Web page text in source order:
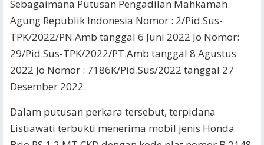
Sebagaimana Putusan Pengadilan Mahkamah
Agung Republik Indonesia Nomor : 2/Pid.Sus-
TPK/2022/PN.Amb tanggal 6 Juni 2022 Jo Nomor:
29/Pid.Sus-TPK/2022/PT.Amb tanggal 8 Agustus
2022 Jo Nomor : 7186K/Pid.Sus/2022 tanggal 27
Desember 2022.
Dalam putusan perkara tersebut, terpidana
Listiawati terbukti menerima mobil jenis Honda